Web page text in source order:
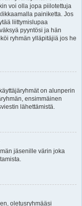
voi olla jopa piilotettuja
painiketta. Jos
liittymislupaa
pyyntösi ja hän
ryhmän ylläpitäjiä jos he
on alunperin
ensimmäinen
lähettämistä.
jäsenille värin joka
oletusryhmääsi